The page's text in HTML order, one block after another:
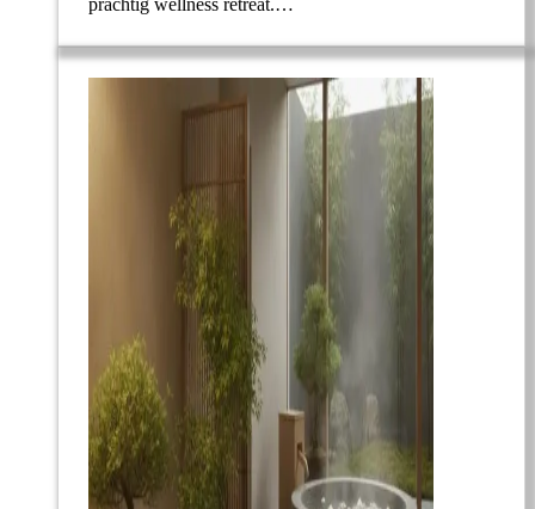
prachtig wellness retreat.…